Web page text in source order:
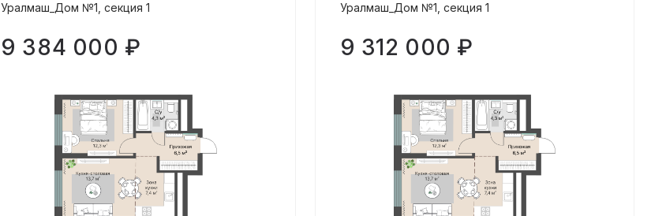
Уралмаш_Дом №1, секция 1
9 384 000 ₽
Уралмаш_Дом №1, секция 1
9 312 000 ₽